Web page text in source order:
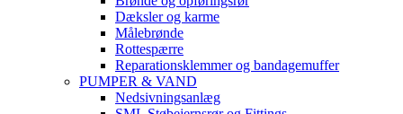
Dæksler og karme
Målebrønde
Rottespærre
Reparationsklemmer og bandagemuffer
PUMPER & VAND
Nedsivningsanlæg